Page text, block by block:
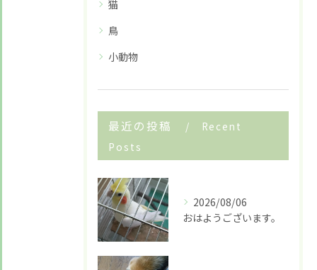
猫
鳥
小動物
最近の投稿
Recent
Posts
2026/08/06
おはようございます。